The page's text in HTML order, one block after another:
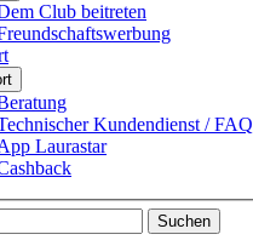
Club beitreten
Kundendienst / FAQ
Laurastar
Suchen